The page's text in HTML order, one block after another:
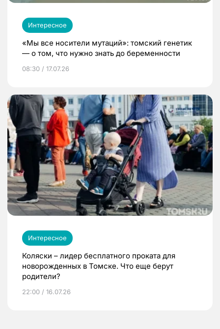
Интересное
«Мы все носители мутаций»: томский генетик
— о том, что нужно знать до беременности
08:30 / 17.07.26
Интересное
Коляски – лидер бесплатного проката для
новорожденных в Томске. Что еще берут
родители?
22:00 / 16.07.26